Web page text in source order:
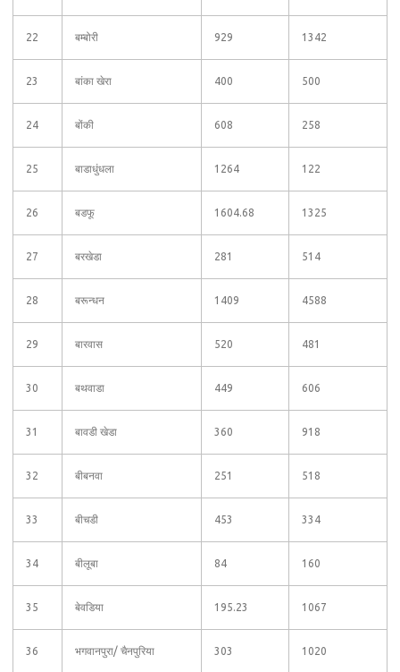
22 बम्बोरी 929 1342
23 बांका खेरा 400 500
24 बोंकी 608 258
25 बाडाधुंधला 1264 122
26 बडफू 1604.68 1325
27 बरखेडा 281 514
28 बरून्धन 1409 4588
29 बारवास 520 481
30 बथवाडा 449 606
31 बावडी खेडा 360 918
32 बीबनवा 251 518
33 बीचडी 453 334
34 बीलूबा 84 160
35 बेवडिया 195.23 1067
36 भगवानपुरा/ चैनपुरिया 303 1020